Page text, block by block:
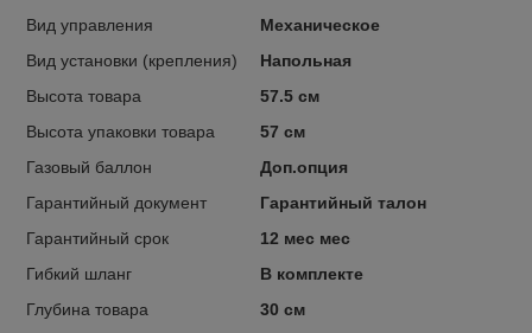
Вид управления
Механическое
Вид установки (крепления)
Напольная
Высота товара
57.5 см
Высота упаковки товара
57 см
Газовый баллон
Доп.опция
Гарантийный документ
Гарантийный талон
Гарантийный срок
12 мес мес
Гибкий шланг
В комплекте
Глубина товара
30 см